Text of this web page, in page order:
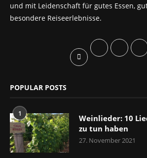
und mit Leidenschaft für gutes Essen,
besondere Reiseerlebnisse.
POPULAR POSTS
1
Weinlieder: 10
zu tun haben
27. November 2021